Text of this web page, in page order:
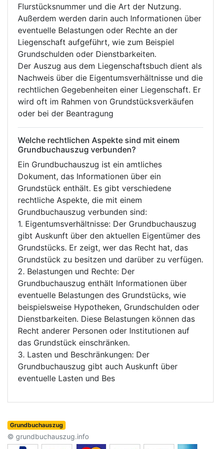
Flurstücksnummer und die Art der Nutzung.
Außerdem werden darin auch Informationen über
eventuelle Belastungen oder Rechte an der
Liegenschaft aufgeführt, wie zum Beispiel
Grundschulden oder Dienstbarkeiten.
Der Auszug aus dem Liegenschaftsbuch dient als
Nachweis über die Eigentumsverhältnisse und die
rechtlichen Gegebenheiten einer Liegenschaft. Er
wird oft im Rahmen von Grundstücksverkäufen
oder bei der Beantragung
Welche rechtlichen Aspekte sind mit einem
Grundbuchauszug verbunden?
Ein Grundbuchauszug ist ein amtliches
Dokument, das Informationen über ein
Grundstück enthält. Es gibt verschiedene
rechtliche Aspekte, die mit einem
Grundbuchauszug verbunden sind:
1. Eigentumsverhältnisse: Der Grundbuchauszug
gibt Auskunft über den aktuellen Eigentümer des
Grundstücks. Er zeigt, wer das Recht hat, das
Grundstück zu besitzen und darüber zu verfügen.
2. Belastungen und Rechte: Der
Grundbuchauszug enthält Informationen über
eventuelle Belastungen des Grundstücks, wie
beispielsweise Hypotheken, Grundschulden oder
Dienstbarkeiten. Diese Belastungen können das
Recht anderer Personen oder Institutionen auf
das Grundstück einschränken.
3. Lasten und Beschränkungen: Der
Grundbuchauszug gibt auch Auskunft über
eventuelle Lasten und Bes
Grundbuchauszug
© grundbuchauszug.info